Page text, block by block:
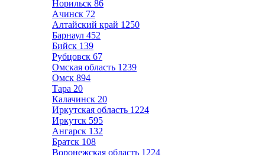
Норильск 86
Ачинск 72
Алтайский край 1250
Барнаул 452
Бийск 139
Рубцовск 67
Омская область 1239
Омск 894
Тара 20
Калачинск 20
Иркутская область 1224
Иркутск 595
Ангарск 132
Братск 108
Воронежская область 1224